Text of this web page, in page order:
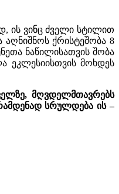
ის ვინც ძველი სტილით
ქრისტეშობა 8
ნაწილისათვის შობა
ეკლესიისთვის მოხდეს
მღვდელმთავრებს
სრულდება ის –